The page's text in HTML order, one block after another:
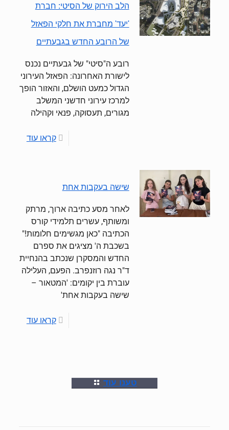
הלב הירוק של הסיטי: חברת
'יעד' מחברת את חלקי הפאזל
של הרובע החדש בגבעתיים
רובע ה"סיטי" של גבעתיים נכנס
לישורת האחרונה: הפאזל העירוני
הגדול כמעט הושלם, והאזור הופך
למרכז עירוני חדשני המשלב
מגורים, תעסוקה, פנאי וקהילה
קראו עוד
שישה בעקבות אחת
לאחר מסע כתיבה ארוך, מרתק
ומשותף, עשרים תלמידי קורס
הכתיבה "כאן מגשימים חלומות!"
בשכבת ה' מציגים את ספרם
החדש והמסקרן שנכתב בהנחיית
ד"ר נגה רוזנפרב. הפעם, העלילה
עוברת בין יקומים: 'המטאור –
שישה בעקבות אחת'
קראו עוד
טענו עוד